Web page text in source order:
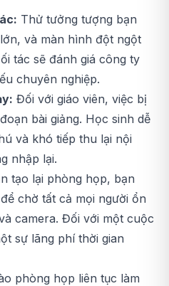
Thử tưởng tượng bạn
và màn hình đột ngột
tác sẽ đánh giá công ty
chuyên nghiệp.
Đối với giáo viên, việc bị
bài giảng. Học sinh dễ
và khó tiếp thu lại nội
nhập lại.
tạo lại phòng họp, bạn
chờ tất cả mọi người ổn
camera. Đối với một cuộc
sự lãng phí thời gian
phòng họp liên tục làm